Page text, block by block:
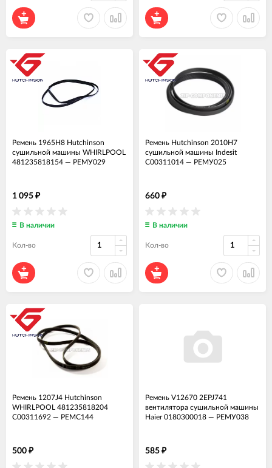
Ремень 1965H8 Hutchinson
сушильной машины WHIRLPOOL
481235818154 — РЕМУ029
1 095 ₽
В наличии
Кол-во
Ремень Hutchinson 2010H7
сушильной машины Indesit
C00311014 — РЕМУ025
660 ₽
В наличии
Кол-во
Ремень 1207J4 Hutchinson
WHIRLPOOL 481235818204
C00311692 — РЕМС144
500 ₽
Ремень V12670 2EPJ741
вентилятора сушильной машины
Haier 0180300018 — РЕМУ038
585 ₽